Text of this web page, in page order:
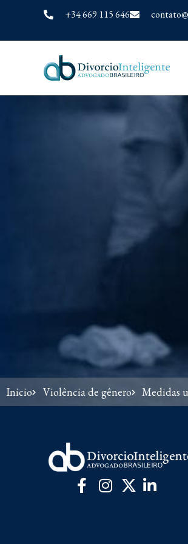
+34 669 115 646
Inicio Violência de gênero Medidas